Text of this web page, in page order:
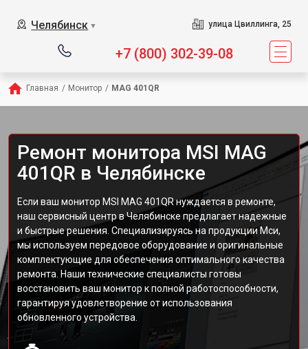
Челябинск ▼ улица Цвиллинга, 25
+7 (800) 302-39-08
Главная / Монитор / MAG 401QR
Ремонт монитора MSI MAG
401QR в Челябинске
Если ваш монитор MSI MAG 401QR нуждается в ремонте,
наш сервисный центр в Челябинске предлагает надежные
и быстрые решения. Специализируясь на продукции Мси,
мы используем передовое оборудование и оригинальные
комплектующие для обеспечения оптимального качества
ремонта. Наши технические специалисты готовы
восстановить ваш монитор к полной работоспособности,
гарантируя удовлетворение от использования
обновленного устройства.